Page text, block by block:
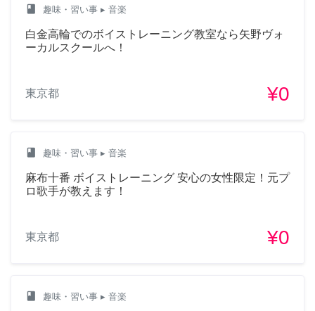
class 趣味・習い事 ▸ 音楽
白金高輪でのボイストレーニング教室なら矢野ヴォ
ーカルスクールへ！
東京都 ¥0
class 趣味・習い事 ▸ 音楽
麻布十番 ボイストレーニング 安心の女性限定！元プ
ロ歌手が教えます！
東京都 ¥0
class 趣味・習い事 ▸ 音楽